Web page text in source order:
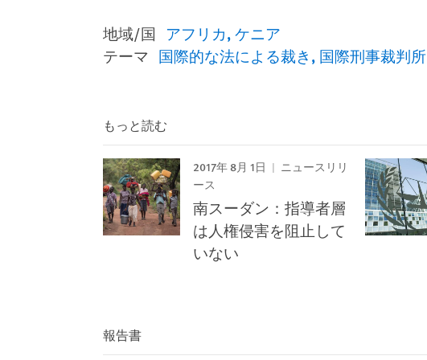
地域/国 アフリカ ケニア
テーマ 国際的な法による裁き 国際刑事裁判所
もっと読む
2017年 8月 1日
ニュースリリ
ース
南スーダン：指導者層
は人権侵害を阻止して
いない
報告書